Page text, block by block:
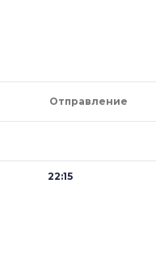
Отправление
22:15